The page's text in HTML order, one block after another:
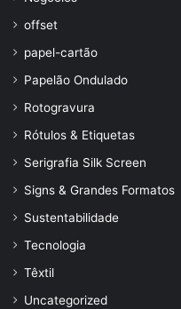
offset
papel-cartão
Papelão Ondulado
Rotogravura
Rótulos & Etiquetas
Serigrafia Silk Screen
Signs & Grandes Formatos
Sustentabilidade
Tecnologia
Têxtil
Uncategorized